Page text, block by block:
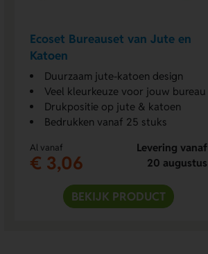
Ecoset Bureauset van Jute en
Katoen
Duurzaam jute-katoen design
Veel kleurkeuze voor jouw bureau
Drukpositie op jute & katoen
Bedrukken vanaf 25 stuks
Al vanaf
€ 3,06
Levering vanaf
20 augustus
BEKIJK PRODUCT